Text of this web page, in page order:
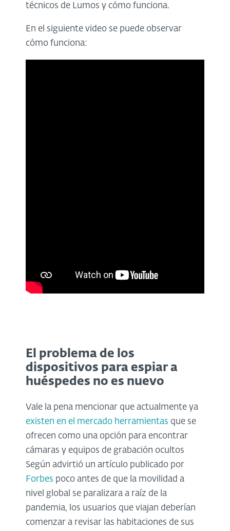
técnicos de Lumos y cómo funciona.
En el siguiente video se puede observar
cómo funciona:
El problema de los
dispositivos para espiar a
huéspedes no es nuevo
Vale la pena mencionar que actualmente ya
existen en el mercado herramientas que se
ofrecen como una opción para encontrar
cámaras y equipos de grabación ocultos
Según advirtió un artículo publicado por
Forbes poco antes de que la movilidad a
nivel global se paralizara a raíz de la
pandemia, los usuarios que viajan deberían
comenzar a revisar las habitaciones de sus